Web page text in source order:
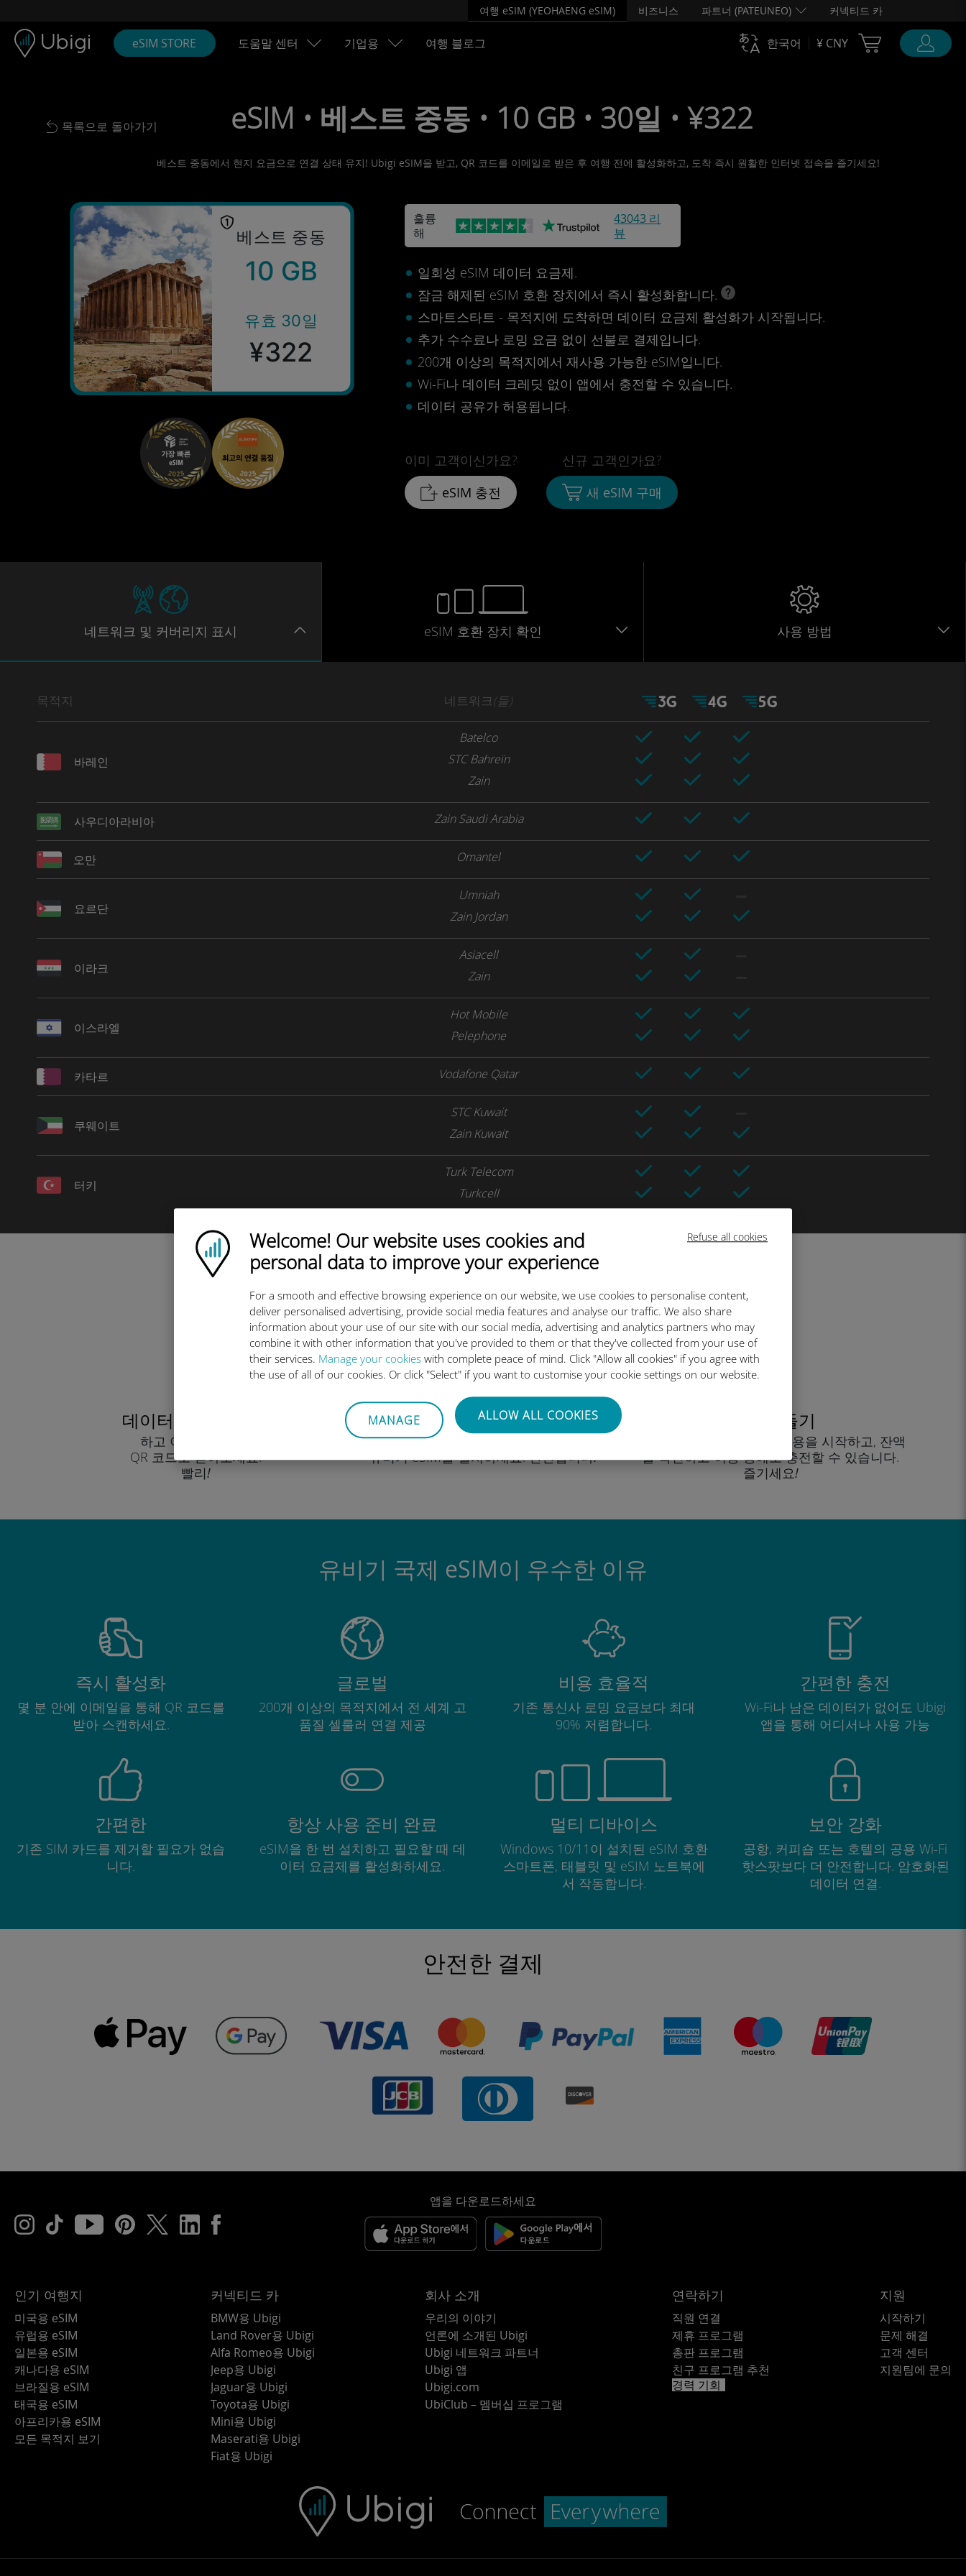
Refuse all cookies
Ubigi logo
Welcome! Our website uses cookies and
personal data to improve your experience
For a smooth and effective browsing experience on our website, we use cookies to personalise content,
deliver personalised advertising, provide social media features and analyse our traffic. We also share
information about your use of our site with our social media, advertising and analytics partners who may
combine it with other information that you've provided to them or that they've collected from your use of
their services. Manage your cookies with complete peace of mind. Click "Allow all cookies" if you agree with
the use of all of our cookies. Or click "Select" if you want to customise your cookie settings on our website.
MANAGE ALLOW ALL COOKIES
여행 eSIM (YEOHAENG eSIM) 비즈니스 파트너 (PATEUNEO) 커넥티드 카
eSIM STORE 도움말 센터 기업용 여행 블로그 한국어 ¥ CNY Cart Ubigi
Back to list
목록으로 돌아가기 eSIM • 베스트 중동 • 10 GB • 30일 • ¥322
베스트 중동에서 현지 요금으로 연결 상태 유지! Ubigi eSIM을 받고, QR 코드를 이메일로 받은 후 여행 전에 활성화하고, 도착 즉시 원활한 인터넷 접속을 즐기세요!
베스트 중동
10 GB
유효 30일
¥322
훌륭
해
43043 리
뷰
일회성 eSIM 데이터 요금제.
잠금 해제된 eSIM 호환 장치에서 즉시 활성화합니다.
스마트스타트 - 목적지에 도착하면 데이터 요금제 활성화가 시작됩니다.
추가 수수료나 로밍 요금 없이 선불로 결제입니다.
200개 이상의 목적지에서 재사용 가능한 eSIM입니다.
Wi-Fi나 데이터 크레딧 없이 앱에서 충전할 수 있습니다.
데이터 공유가 허용됩니다.
이미 고객이신가요?
eSIM 충전
신규 고객인가요?
새 eSIM 구매
네트워크 및 커버리지 표시 eSIM 호환 장치 확인 사용 방법
목적지 네트워크(들)
바레인
Batelco
STC Bahreïn
Zain
사우디아라비아 Zain Saudi Arabia
오만 Omantel
요르단
Umniah
Zain Jordan
이라크
Asiacell
Zain
이스라엘
Hot Mobile
Pelephone
카타르 Vodafone Qatar
쿠웨이트
STC Kuwait
Zain Kuwait
터키
Turk Telecom
Turkcell
오늘 데이터 요금제를 선택하고 여행 전에 활성화하세요!
데이터 요금제 선택
하고 이메일을 통해
QR 코드로 받아보세요.
빨리!
QR 코드 스캔
을 클릭해 데이터 요금제를 활성화하고
유비기 eSIM을 설치하세요.간단합니다!
계정 만들기
을 클릭해 데이터 요금제 사용을 시작하고, 잔액
을 확인하고 이동 중에도 충전할 수 있습니다.
즐기세요!
유비기 국제 eSIM이 우수한 이유
즉시 활성화
몇 분 안에 이메일을 통해 QR 코드를
받아 스캔하세요.
글로벌
200개 이상의 목적지에서 전 세계 고
품질 셀룰러 연결 제공
비용 효율적
기존 통신사 로밍 요금보다 최대
90% 저렴합니다.
간편한 충전
Wi-Fi나 남은 데이터가 없어도 Ubigi
앱을 통해 어디서나 사용 가능
간편한
기존 SIM 카드를 제거할 필요가 없습
니다.
항상 사용 준비 완료
eSIM을 한 번 설치하고 필요할 때 데
이터 요금제를 활성화하세요.
멀티 디바이스
Windows 10/11이 설치된 eSIM 호환
스마트폰, 태블릿 및 eSIM 노트북에
서 작동합니다.
보안 강화
공항, 커피숍 또는 호텔의 공용 Wi-Fi
핫스팟보다 더 안전합니다. 암호화된
데이터 연결.
안전한 결제
앱을 다운로드하세요
인기 여행지
미국용 eSIM
유럽용 eSIM
일본용 eSIM
캐나다용 eSIM
브라질용 eSIM
태국용 eSIM
아프리카용 eSIM
모든 목적지 보기
커넥티드 카
BMW용 Ubigi
Land Rover용 Ubigi
Alfa Romeo용 Ubigi
Jeep용 Ubigi
Jaguar용 Ubigi
Toyota용 Ubigi
Mini용 Ubigi
Maserati용 Ubigi
Fiat용 Ubigi
회사 소개
우리의 이야기
언론에 소개된 Ubigi
Ubigi 네트워크 파트너
Ubigi 앱
Ubigi.com
UbiClub – 멤버십 프로그램
연락하기
직원 연결
제휴 프로그램
총판 프로그램
친구 프로그램 추천
경력 기회
지원
시작하기
문제 해결
고객 센터
지원팀에 문의